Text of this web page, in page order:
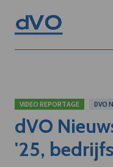
VIDEO REPORTAGE DVO
dVO
'25,